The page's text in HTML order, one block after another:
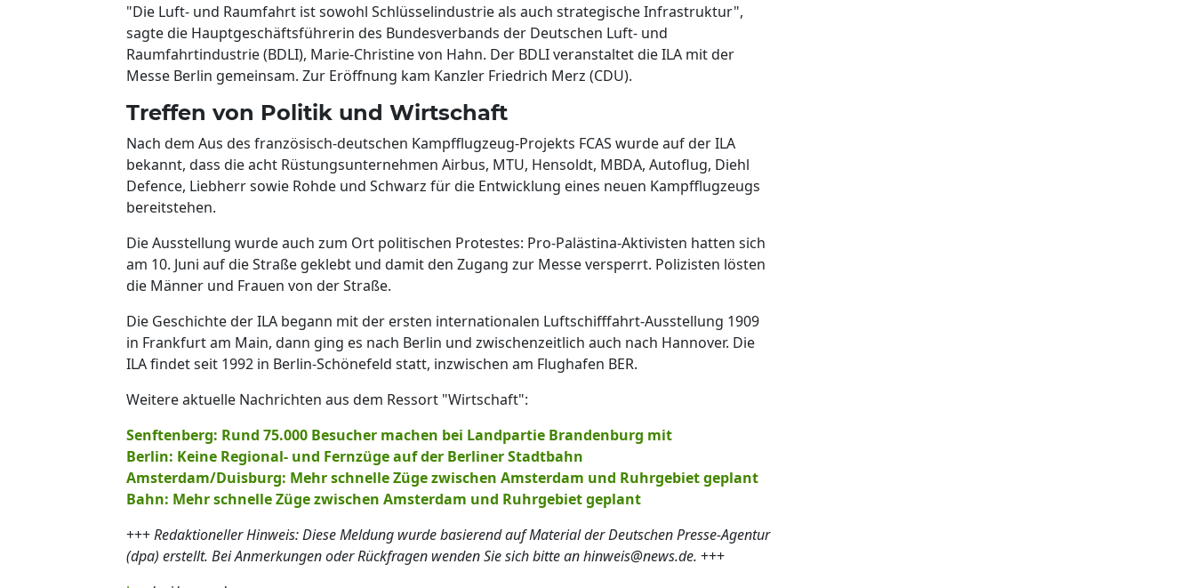
"Die Luft- und Raumfahrt ist sowohl Schlüsselindustrie als auch strategische Infrastruktur",
sagte die Hauptgeschäftsführerin des Bundesverbands der Deutschen Luft- und
Raumfahrtindustrie (BDLI), Marie-Christine von Hahn. Der BDLI veranstaltet die ILA mit der
Messe Berlin gemeinsam. Zur Eröffnung kam Kanzler Friedrich Merz (CDU).
Treffen von Politik und Wirtschaft
Nach dem Aus des französisch-deutschen Kampfflugzeug-Projekts FCAS wurde auf der ILA
bekannt, dass die acht Rüstungsunternehmen Airbus, MTU, Hensoldt, MBDA, Autoflug, Diehl
Defence, Liebherr sowie Rohde und Schwarz für die Entwicklung eines neuen Kampfflugzeugs
bereitstehen.
Die Ausstellung wurde auch zum Ort politischen Protestes: Pro-Palästina-Aktivisten hatten sich
am 10. Juni auf die Straße geklebt und damit den Zugang zur Messe versperrt. Polizisten lösten
die Männer und Frauen von der Straße.
Die Geschichte der ILA begann mit der ersten internationalen Luftschifffahrt-Ausstellung 1909
in Frankfurt am Main, dann ging es nach Berlin und zwischenzeitlich auch nach Hannover. Die
ILA findet seit 1992 in Berlin-Schönefeld statt, inzwischen am Flughafen BER.
Weitere aktuelle Nachrichten aus dem Ressort "Wirtschaft":
Senftenberg: Rund 75.000 Besucher machen bei Landpartie Brandenburg mit
Berlin: Keine Regional- und Fernzüge auf der Berliner Stadtbahn
Amsterdam/Duisburg: Mehr schnelle Züge zwischen Amsterdam und Ruhrgebiet geplant
Bahn: Mehr schnelle Züge zwischen Amsterdam und Ruhrgebiet geplant
+++Redaktioneller Hinweis: Diese Meldung wurde basierend auf Material der Deutschen Presse-Agentur
(dpa) erstellt. Bei Anmerkungen oder Rückfragen wenden Sie sich bitte an hinweis@news.de. +++